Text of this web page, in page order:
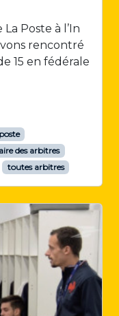
Poste à l’In
rencontré
15 en fédérale
des arbitres
toutes arbitres